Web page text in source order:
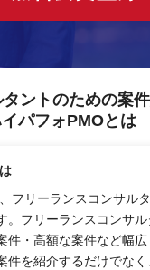
ントのための案
パフォPMOとは
フリーランスコンサル
。フリーランスコンサ
件・高額な案件など幅
件を紹介するだけでな